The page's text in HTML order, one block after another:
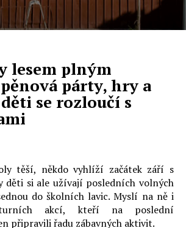
lesem plným
párty, hry a
se rozloučí s
těší, někdo vyhlíží začátek září s
děti si ale užívají posledních volných
do školních lavic. Myslí na ně i
akcí, kteří na poslední
připravili řadu zábavných aktivit.